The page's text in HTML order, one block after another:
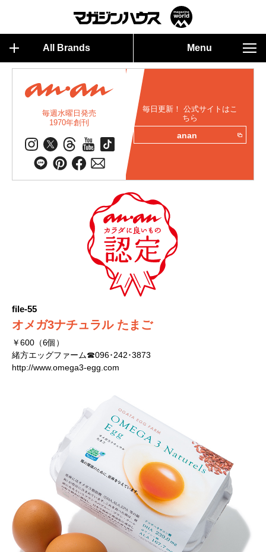
All Brands Menu
毎週水曜日発売
1970年創刊
毎日更新！ 公式サイトはこ
ちら
anan
file-55
オメガ3ナチュラル たまご
￥600（6個）
緒方エッグファーム☎096･242･3873
http://www.omega3-egg.com